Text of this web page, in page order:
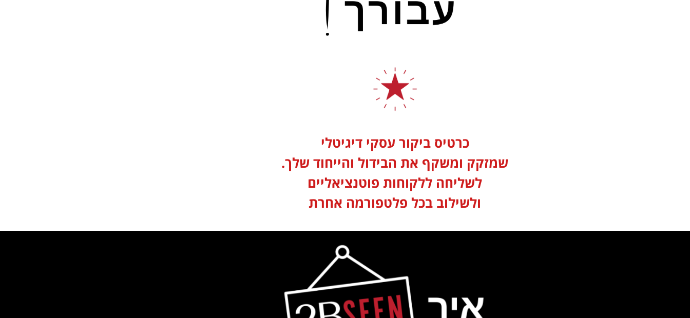
כרטיס ביקור עסקי דיגיטלי
שמזקק ומשקף את הבידול והייחוד שלך.
לשליחה ללקוחות פוטנציאליים
ולשילוב בכל פלטפורמה אחרת